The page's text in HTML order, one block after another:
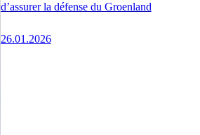
d’assurer la défense du Groenland
26.01.2026